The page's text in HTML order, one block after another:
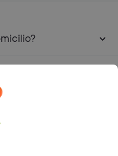
Café Oma?
Oma - Comuna 2